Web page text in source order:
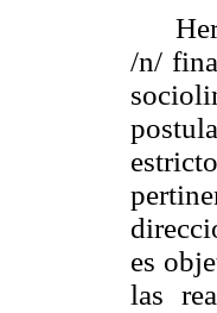
/n/
es
las